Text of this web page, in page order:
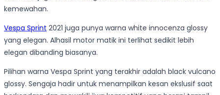
kemewahan.
Vespa Sprint 2021 juga punya warna white innocenza glossy
yang elegan. Alhasil motor matik ini terlihat sedikit lebih
elegan dibanding biasanya.
Pilihan warna Vespa Sprint yang terakhir adalah black vulcano
glossy. Sengaja hadir untuk menampilkan kesan ekslusif saat